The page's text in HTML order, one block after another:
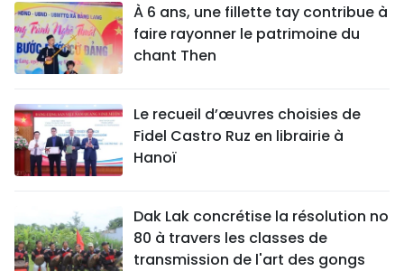
À 6 ans, une fillette tay contribue à
faire rayonner le patrimoine du
chant Then
Le recueil d’œuvres choisies de
Fidel Castro Ruz en librairie à
Hanoï
Dak Lak concrétise la résolution no
80 à travers les classes de
transmission de l'art des gongs